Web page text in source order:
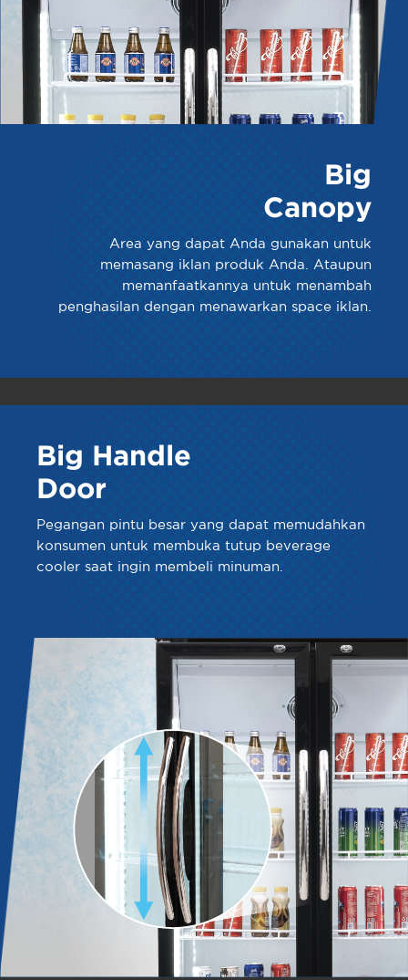
Big
Canopy
Area yang dapat Anda gunakan untuk
memasang iklan produk Anda. Ataupun
memanfaatkannya untuk menambah
penghasilan dengan menawarkan space iklan.
Big Handle
Door
Pegangan pintu besar yang dapat memudahkan
konsumen untuk membuka tutup beverage
cooler saat ingin membeli minuman.